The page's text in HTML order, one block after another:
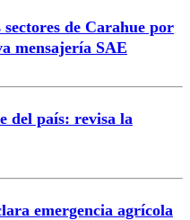
de Carahue por
mensajería SAE
del país: revisa la
emergencia agrícola